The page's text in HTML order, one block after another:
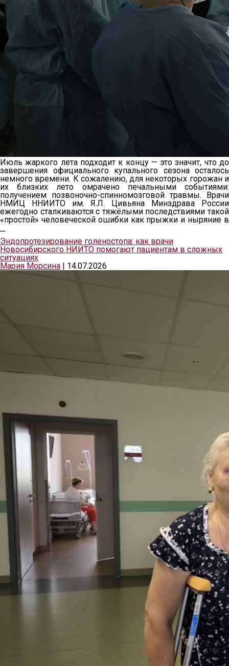
Июль жаркого лета подходит к концу — это значит, что до
завершения официального купального сезона осталось
немного времени. К сожалению, для некоторых горожан и
их близких лето омрачено печальными событиями:
получением позвоночно-спинномозговой травмы. Врачи
НМИЦ ННИИТО им. Я.Л. Цивьяна Минздрава России
ежегодно сталкиваются с тяжёлыми последствиями такой
«простой» человеческой ошибки как прыжки и ныряние в
…
Эндопротезирование голеностопа: как врачи
Новосибирского НИИТО помогают пациентам в сложных
ситуациях
Мария Морсина
14.07.2026